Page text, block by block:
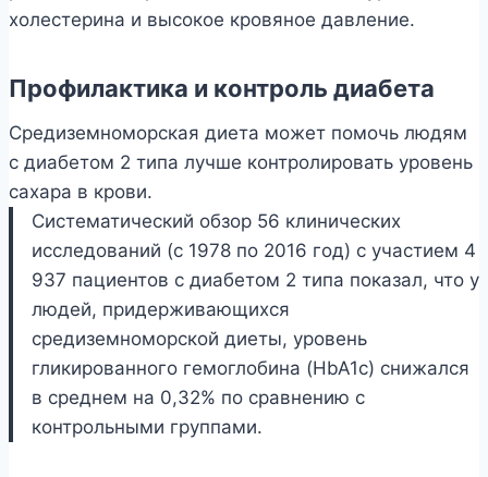
холестерина и высокое кровяное давление.
Профилактика и контроль диабета
Средиземноморская диета может помочь людям
с диабетом 2 типа лучше контролировать уровень
сахара в крови.
Систематический обзор 56 клинических
исследований (с 1978 по 2016 год) с участием 4
937 пациентов с диабетом 2 типа показал, что у
людей, придерживающихся
средиземноморской диеты, уровень
гликированного гемоглобина (HbA1c) снижался
в среднем на 0,32% по сравнению с
контрольными группами.